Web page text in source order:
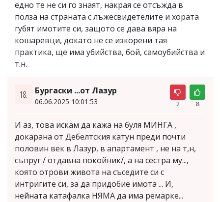
едно те не си го знаят, накрая се отсъжда в
полза на страната с лъжесвидетелите и хората
губят имотите си, защото се дава вяра на
кошаревци, докато не се изкорени тая
практика, ще има убийства, бой, самоубийства и
т.н.
18. Бургаски ...от Лазур
06.06.2025 10:01:53 2 8
И аз, това искам да кажа на буля МИНГА ,
докарана от Дебелтския катун преди почти
половин век в Лазур, в апартамент , не на т,н,
съпруг / отдавна покойник/, а на сестра му...,
която отрови живота на съседите си с
интригите си, за да придобие имота ... И,
нейната катафалка НЯМА да има ремарке...